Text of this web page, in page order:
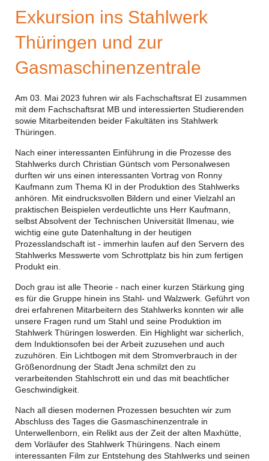
Exkursion ins Stahlwerk
Thüringen und zur
Gasmaschinenzentrale
Am 03. Mai 2023 fuhren wir als Fachschaftsrat EI zusammen
mit dem Fachschaftsrat MB und interessierten Studierenden
sowie Mitarbeitenden beider Fakultäten ins Stahlwerk
Thüringen.
Nach einer interessanten Einführung in die Prozesse des
Stahlwerks durch Christian Güntsch vom Personalwesen
durften wir uns einen interessanten Vortrag von Ronny
Kaufmann zum Thema KI in der Produktion des Stahlwerks
anhören. Mit eindrucksvollen Bildern und einer Vielzahl an
praktischen Beispielen verdeutlichte uns Herr Kaufmann,
selbst Absolvent der Technischen Universität Ilmenau, wie
wichtig eine gute Datenhaltung in der heutigen
Prozesslandschaft ist - immerhin laufen auf den Servern des
Stahlwerks Messwerte vom Schrottplatz bis hin zum fertigen
Produkt ein.
Doch grau ist alle Theorie - nach einer kurzen Stärkung ging
es für die Gruppe hinein ins Stahl- und Walzwerk. Geführt von
drei erfahrenen Mitarbeitern des Stahlwerks konnten wir alle
unsere Fragen rund um Stahl und seine Produktion im
Stahlwerk Thüringen loswerden. Ein Highlight war sicherlich,
dem Induktionsofen bei der Arbeit zuzusehen und auch
zuzuhören. Ein Lichtbogen mit dem Stromverbrauch in der
Größenordnung der Stadt Jena schmilzt den zu
verarbeitenden Stahlschrott ein und das mit beachtlicher
Geschwindigkeit.
Nach all diesen modernen Prozessen besuchten wir zum
Abschluss des Tages die Gasmaschinenzentrale in
Unterwellenborn, ein Relikt aus der Zeit der alten Maxhütte,
dem Vorläufer des Stahlwerk Thüringens. Nach einem
interessanten Film zur Entstehung des Stahlwerks und seinen